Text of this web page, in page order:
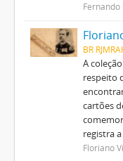
BR
A
respeito
cartões
registra
Floriano